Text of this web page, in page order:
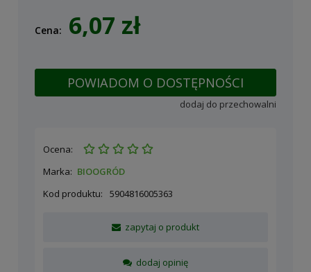
Cena: 6,07 zł
POWIADOM O DOSTĘPNOŚCI
dodaj do przechowalni
Ocena:
Marka: BIOOGRÓD
Kod produktu:
5904816005363
zapytaj o produkt
dodaj opinię